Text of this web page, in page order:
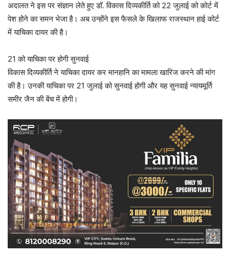
अदालत ने इस पर संज्ञान लेते हुए डॉ. विकास दिव्यकीर्ति को 22 जुलाई को कोर्ट में
पेश होने का समन भेजा है। अब उन्होंने इस फैसले के खिलाफ राजस्थान हाई कोर्ट
में याचिका दायर की है।
21 को याचिका पर होगी सुनवाई
विकास दिव्यकीर्ति ने याचिका दायर कर मानहानि का मामला खारिज करने की मांग
की है। उनकी याचिका पर 21 जुलाई को सुनवाई होगी और यह सुनवाई न्यायमूर्ति
समीर जैन की बेंच में होगी।